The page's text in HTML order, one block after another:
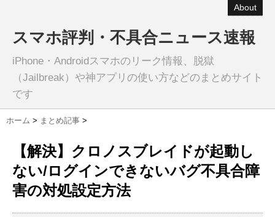
About
スマホ評判・不具合ニュース速報
iPhone・Androidスマホのリーク情報、脱獄
（Jailbreak）や神アプリの使い方などのまとめサイト
です
ホーム > まとめ記事 >
【解決】クロノスブレイドが起動し
ない/ログインできないバグ不具合障
害の対処設定方法